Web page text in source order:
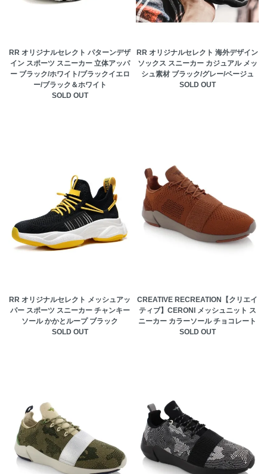
RR オリジナルセレクト パターンデザ
イン スポーツ スニーカー 立体アッパ
ー ブラック/ホワイト/ブラックイエロ
ー/ブラック＆ホワイト
SOLD OUT
RR オリジナルセレクト 海外デザイン
ソックス スニーカー カジュアル メッ
シュ素材 ブラック/グレー/ベージュ
SOLD OUT
RR オリジナルセレクト メッシュアッ
パー スポーツ スニーカー チャンキー
ソール かかとループ ブラック
SOLD OUT
CREATIVE RECREATION【クリエイ
ティブ】CERONI メッシュニット ス
ニーカー カラーソール チョコレート
SOLD OUT